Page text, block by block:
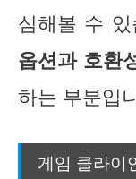
심해볼 수
옵션과 호환
하는 부분입
게임 클라이